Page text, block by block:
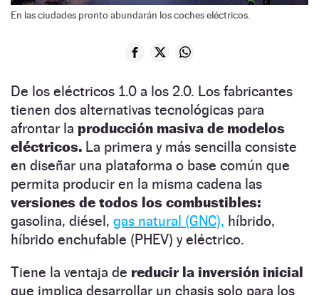
En las ciudades pronto abundarán los coches eléctricos.
De los eléctricos 1.0 a los 2.0. Los fabricantes
tienen dos alternativas tecnológicas para
afrontar la producción masiva de modelos
eléctricos. La primera y más sencilla consiste
en diseñar una plataforma o base común que
permita producir en la misma cadena las
versiones de todos los combustibles:
gasolina, diésel, gas natural (GNC), híbrido,
híbrido enchufable (PHEV) y eléctrico.
Tiene la ventaja de reducir la inversión inicial
que implica desarrollar un chasis solo para los